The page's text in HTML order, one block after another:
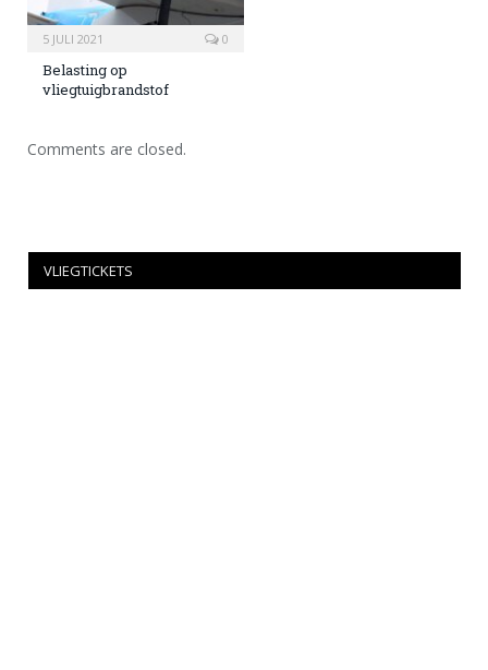
5 JULI 2021 0
Belasting op
vliegtuigbrandstof
Comments are closed.
VLIEGTICKETS